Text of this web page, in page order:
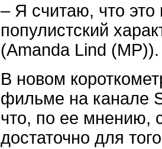
– Я считаю, что
популистский
(Amanda Lind (MP)).
В новом
фильме на канале
что, по ее мнению,
достаточно для